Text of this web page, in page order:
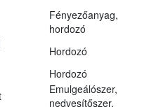
Fényezőanyag,
hordozó
Hordozó
Hordozó
Emulgeálószer,
nedvesítőszer,